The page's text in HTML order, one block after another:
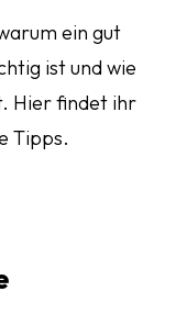
ein gut
ist und wie
Hier findet ihr
Tipps.